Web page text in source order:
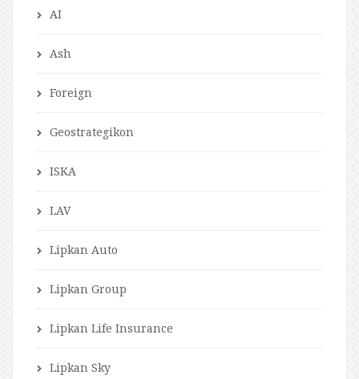
AI
Ash
Foreign
Geostrategikon
ISKA
LAV
Lipkan Auto
Lipkan Group
Lipkan Life Insurance
Lipkan Sky